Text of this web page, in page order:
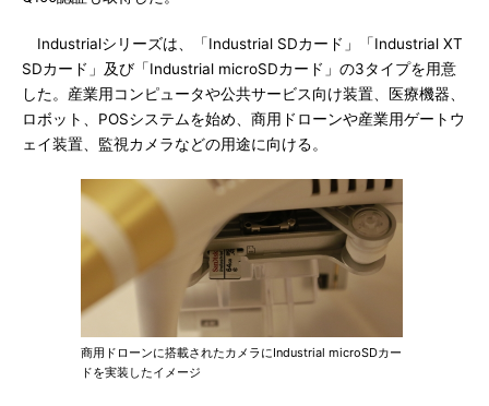
Industrialシリーズは、「Industrial SDカード」「Industrial XT
SDカード」及び「Industrial microSDカード」の3タイプを用意
した。産業用コンピュータや公共サービス向け装置、医療機器、
ロボット、POSシステムを始め、商用ドローンや産業用ゲートウ
ェイ装置、監視カメラなどの用途に向ける。
商用ドローンに搭載されたカメラにIndustrial microSDカー
ドを実装したイメージ